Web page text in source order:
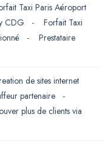
Taxi Paris Aéroport
CDG - Forfait Taxi
- Prestataire
de sites internet
partenaire
-
plus de clients via